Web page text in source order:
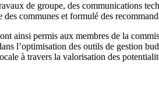
de groupe, des communications
communes et formulé des
ainsi permis aux membres de la
l’optimisation des outils de gestion
à travers la valorisation des